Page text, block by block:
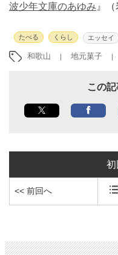
波少年文庫のあゆみ 』
たべる くらし エッセイ
和歌山 地元菓子
この
初
<< 前回へ